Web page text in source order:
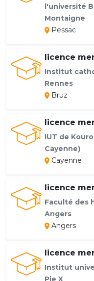
l'université
Montaigne
Pessac
licence
Institut
Rennes
Bruz
licence
IUT de
Cayenne)
Cayenne
licence
Faculté des
Angers
Angers
licence
Institut
Pie X